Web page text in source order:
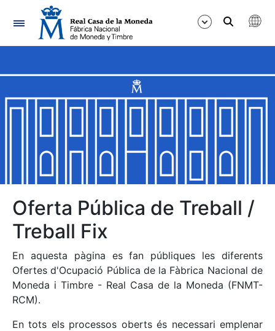
Navegació
Mostra/Amaga
Mostra/Amaga
Mostra/Amaga
Mostra/Amaga
Oferta Pública de Treball /
Treball Fix
En aquesta pàgina es fan públiques les diferents
Ofertes d'Ocupació Pública de la Fàbrica Nacional de
Moneda i Timbre - Real Casa de la Moneda (FNMT-
RCM).
En tots els processos oberts és necessari emplenar